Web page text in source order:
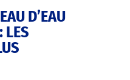
D’EAU
LES